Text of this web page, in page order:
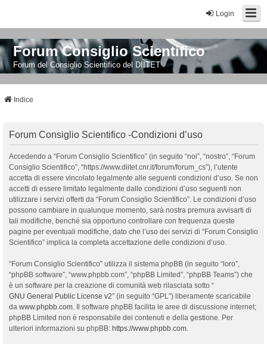
Login
Forum Consiglio Scientifico
Forum del Consiglio Scientifico del DIITET
Indice
Forum Consiglio Scientifico -Condizioni d’uso
Accedendo a “Forum Consiglio Scientifico” (in seguito “noi”, “nostro”, “Forum
Consiglio Scientifico”, “https://www.diitet.cnr.it/forum/forum_cs”), l’utente
accetta di essere vincolato legalmente alle seguenti condizioni d’uso. Se non
accetti di essere limitato legalmente dalle condizioni d’uso seguenti non
utilizzare i servizi offerti da “Forum Consiglio Scientifico”. Le condizioni d’uso
possono cambiare in qualunque momento, sarà nostra premura avvisarti di
tali modifiche, benché sia opportuno controllare con frequenza queste
pagine per eventuali modifiche, dato che l’uso dei servizi di “Forum Consiglio
Scientifico” implica la completa accettazione delle condizioni d’uso.
“Forum Consiglio Scientifico” utilizza il sistema phpBB (in seguito “loro”,
“phpBB software”, “www.phpbb.com”, “phpBB Limited”, “phpBB Teams”) che
è un software per la creazione di comunità web rilasciata sotto “
GNU General Public License v2” (in seguito “GPL”) liberamente scaricabile
da www.phpbb.com. Il software phpBB facilita le aree di discussione internet;
phpBB Limited non è responsabile dei contenuti e della gestione. Per
ulteriori informazioni su phpBB: https://www.phpbb.com.